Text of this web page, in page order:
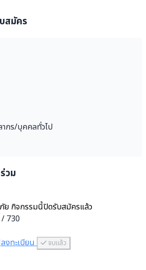
สมัคร
กร/บุคคลทั่วไป
วม
ย กิจกรรมนี้ปิดรับสมัครแล้ว
/ 730
งทะเบียน
จบแล้ว